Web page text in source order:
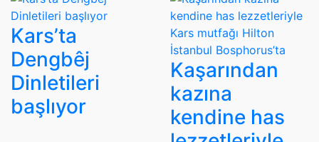
Kars’ta
Dengbêj
Dinletileri
başlıyor
Kaşarından
kazına
kendine has